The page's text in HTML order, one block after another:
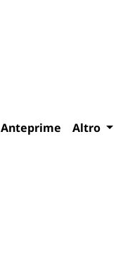
Anteprime Altro